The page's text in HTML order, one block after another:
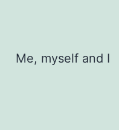
Menü
Me, myself and I